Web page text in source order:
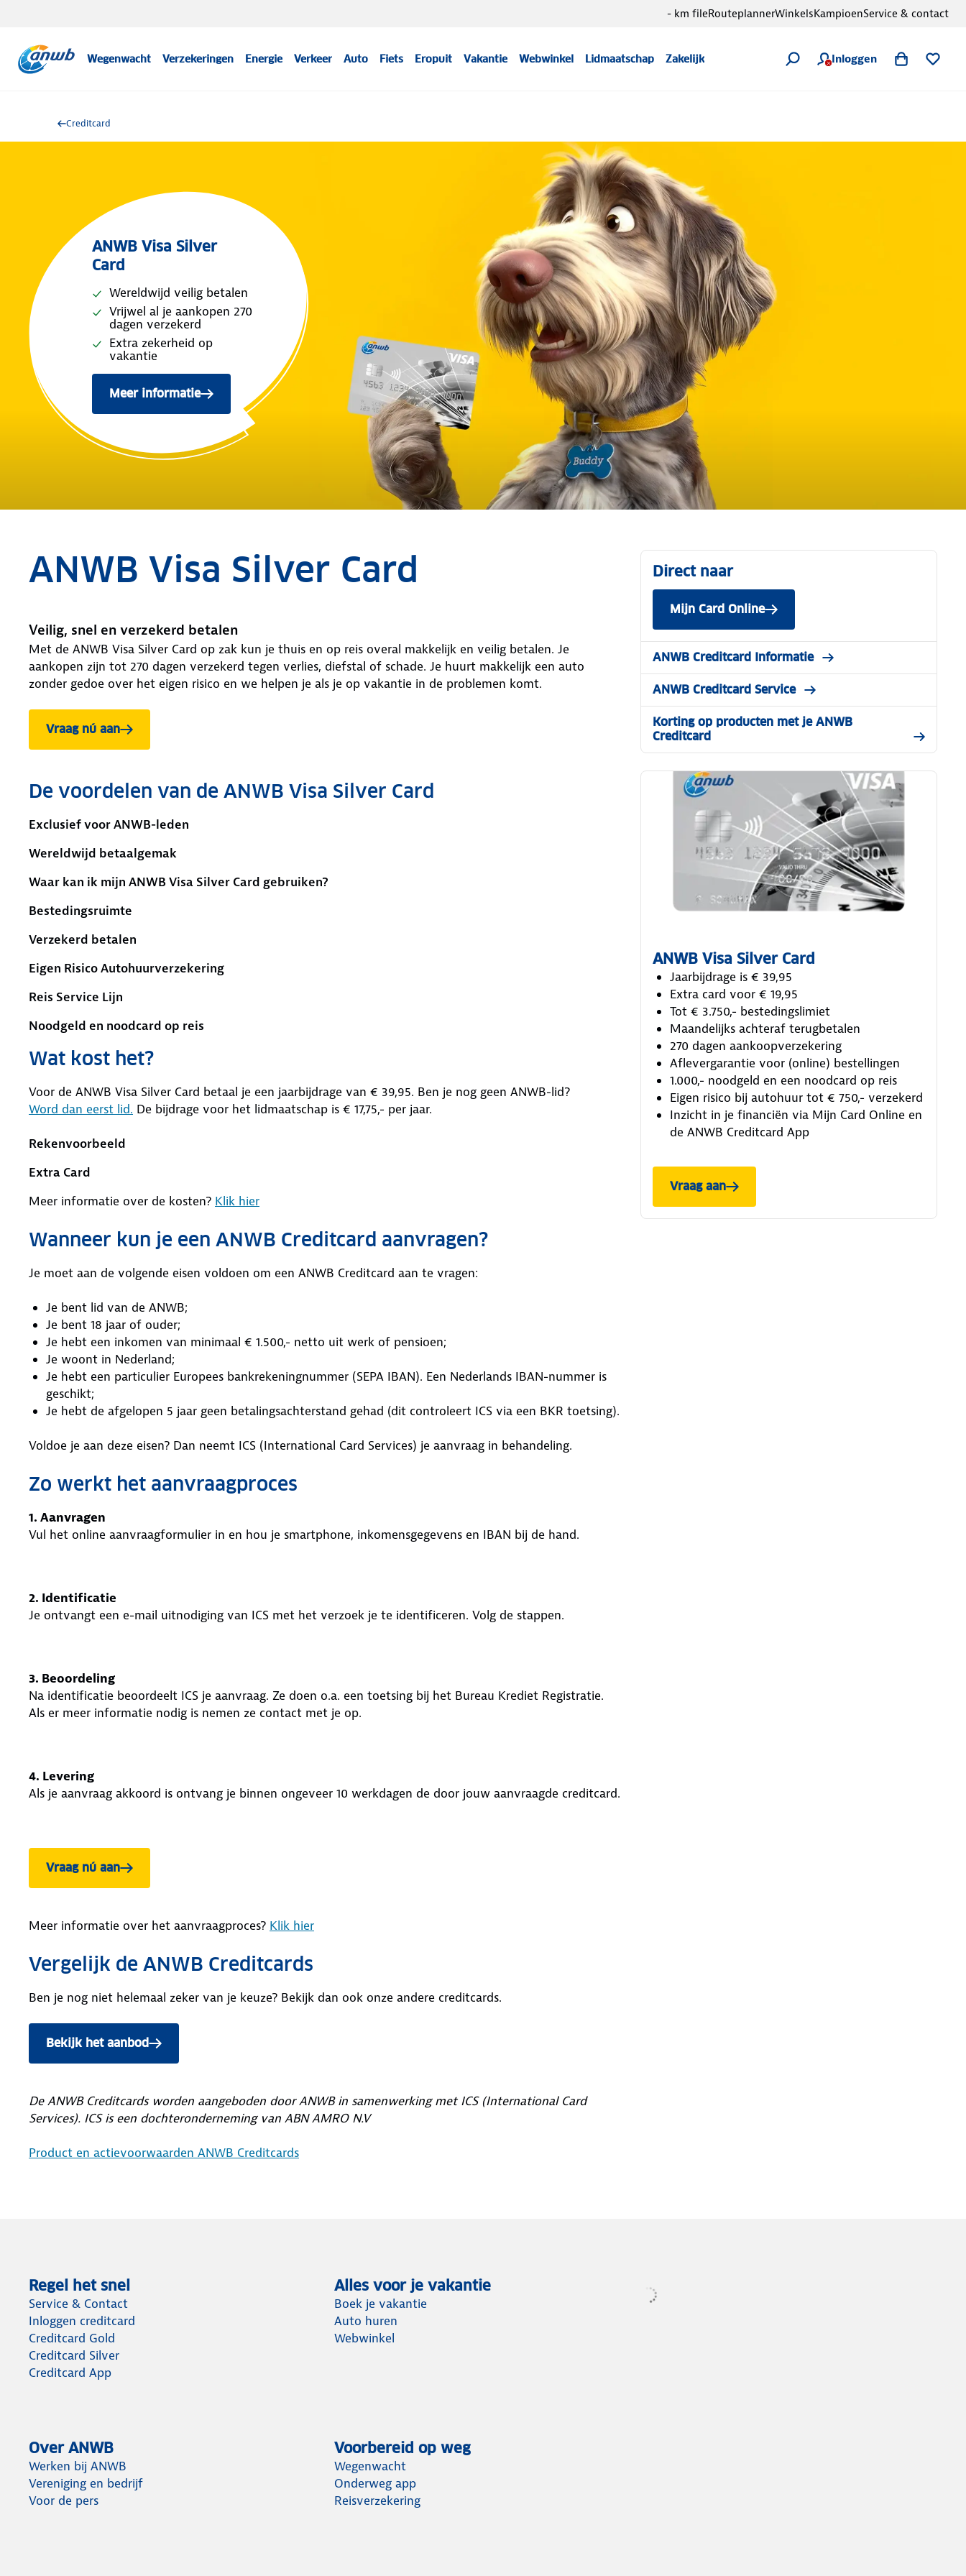
Wegenwacht Verzekeringen Energie Verkeer Auto Fiets Eropuit Vakantie Webwinkel Lidmaatschap Zakelijk Inloggen
- km fileRouteplannerWinkelsKampioenService & contact
Creditcard
ANWB Visa Silver
Card
Wereldwijd veilig betalen
Vrijwel al je aankopen 270
dagen verzekerd
Extra zekerheid op
vakantie
Meer informatie
ANWB Visa Silver Card
Veilig, snel en verzekerd betalen
Met de ANWB Visa Silver Card op zak kun je thuis en op reis overal makkelijk en veilig betalen. Je
aankopen zijn tot 270 dagen verzekerd tegen verlies, diefstal of schade. Je huurt makkelijk een auto
zonder gedoe over het eigen risico en we helpen je als je op vakantie in de problemen komt.
Vraag nú aan
De voordelen van de ANWB Visa Silver Card
Exclusief voor ANWB-leden
Wereldwijd betaalgemak
Waar kan ik mijn ANWB Visa Silver Card gebruiken?
Bestedingsruimte
Verzekerd betalen
Eigen Risico Autohuurverzekering
Reis Service Lijn
Noodgeld en noodcard op reis
Wat kost het?
Voor de ANWB Visa Silver Card betaal je een jaarbijdrage van € 39,95. Ben je nog geen ANWB-lid?
Word dan eerst lid. De bijdrage voor het lidmaatschap is € 17,75,- per jaar.
Rekenvoorbeeld
Extra Card
Meer informatie over de kosten? Klik hier
Wanneer kun je een ANWB Creditcard aanvragen?
Je moet aan de volgende eisen voldoen om een ANWB Creditcard aan te vragen:
Je bent lid van de ANWB;
Je bent 18 jaar of ouder;
Je hebt een inkomen van minimaal € 1.500,- netto uit werk of pensioen;
Je woont in Nederland;
Je hebt een particulier Europees bankrekeningnummer (SEPA IBAN). Een Nederlands IBAN-nummer is
geschikt;
Je hebt de afgelopen 5 jaar geen betalingsachterstand gehad (dit controleert ICS via een BKR toetsing).
Voldoe je aan deze eisen? Dan neemt ICS (International Card Services) je aanvraag in behandeling.
Zo werkt het aanvraagproces
1. Aanvragen
Vul het online aanvraagformulier in en hou je smartphone, inkomensgegevens en IBAN bij de hand.
2. Identificatie
Je ontvangt een e-mail uitnodiging van ICS met het verzoek je te identificeren. Volg de stappen.
3. Beoordeling
Na identificatie beoordeelt ICS je aanvraag. Ze doen o.a. een toetsing bij het Bureau Krediet Registratie.
Als er meer informatie nodig is nemen ze contact met je op.
4. Levering
Als je aanvraag akkoord is ontvang je binnen ongeveer 10 werkdagen de door jouw aanvraagde creditcard.
Vraag nú aan
Meer informatie over het aanvraagproces? Klik hier
Vergelijk de ANWB Creditcards
Ben je nog niet helemaal zeker van je keuze? Bekijk dan ook onze andere creditcards.
Bekijk het aanbod
De ANWB Creditcards worden aangeboden door ANWB in samenwerking met ICS (International Card
Services). ICS is een dochteronderneming van ABN AMRO N.V
Product en actievoorwaarden ANWB Creditcards
Direct naar
Mijn Card Online
ANWB Creditcard Informatie
ANWB Creditcard Service
Korting op producten met je ANWB
Creditcard
ANWB Visa Silver Card
Jaarbijdrage is € 39,95
Extra card voor € 19,95
Tot € 3.750,- bestedingslimiet
Maandelijks achteraf terugbetalen
270 dagen aankoopverzekering
Aflevergarantie voor (online) bestellingen
1.000,- noodgeld en een noodcard op reis
Eigen risico bij autohuur tot € 750,- verzekerd
Inzicht in je financiën via Mijn Card Online en
de ANWB Creditcard App
Vraag aan
Regel het snel
Service & Contact
Inloggen creditcard
Creditcard Gold
Creditcard Silver
Creditcard App
Alles voor je vakantie
Boek je vakantie
Auto huren
Webwinkel
Over ANWB
Werken bij ANWB
Vereniging en bedrijf
Voor de pers
Voorbereid op weg
Wegenwacht
Onderweg app
Reisverzekering